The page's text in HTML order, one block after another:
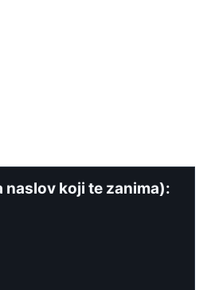
naslov koji te zanima):